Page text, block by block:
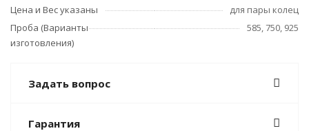
Цена и Вес указаны
для пары колец
Проба (Варианты
изготовления)
585, 750, 925
Задать вопрос
Гарантия